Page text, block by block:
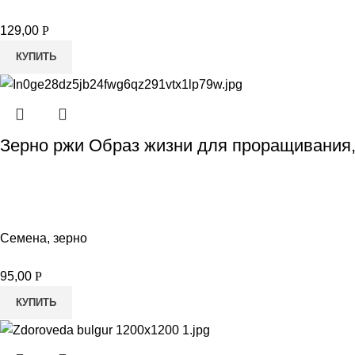
129,00 Р
КУПИТЬ
Зерно ржи Образ жизни для
Семена, зерно
95,00 Р
КУПИТЬ